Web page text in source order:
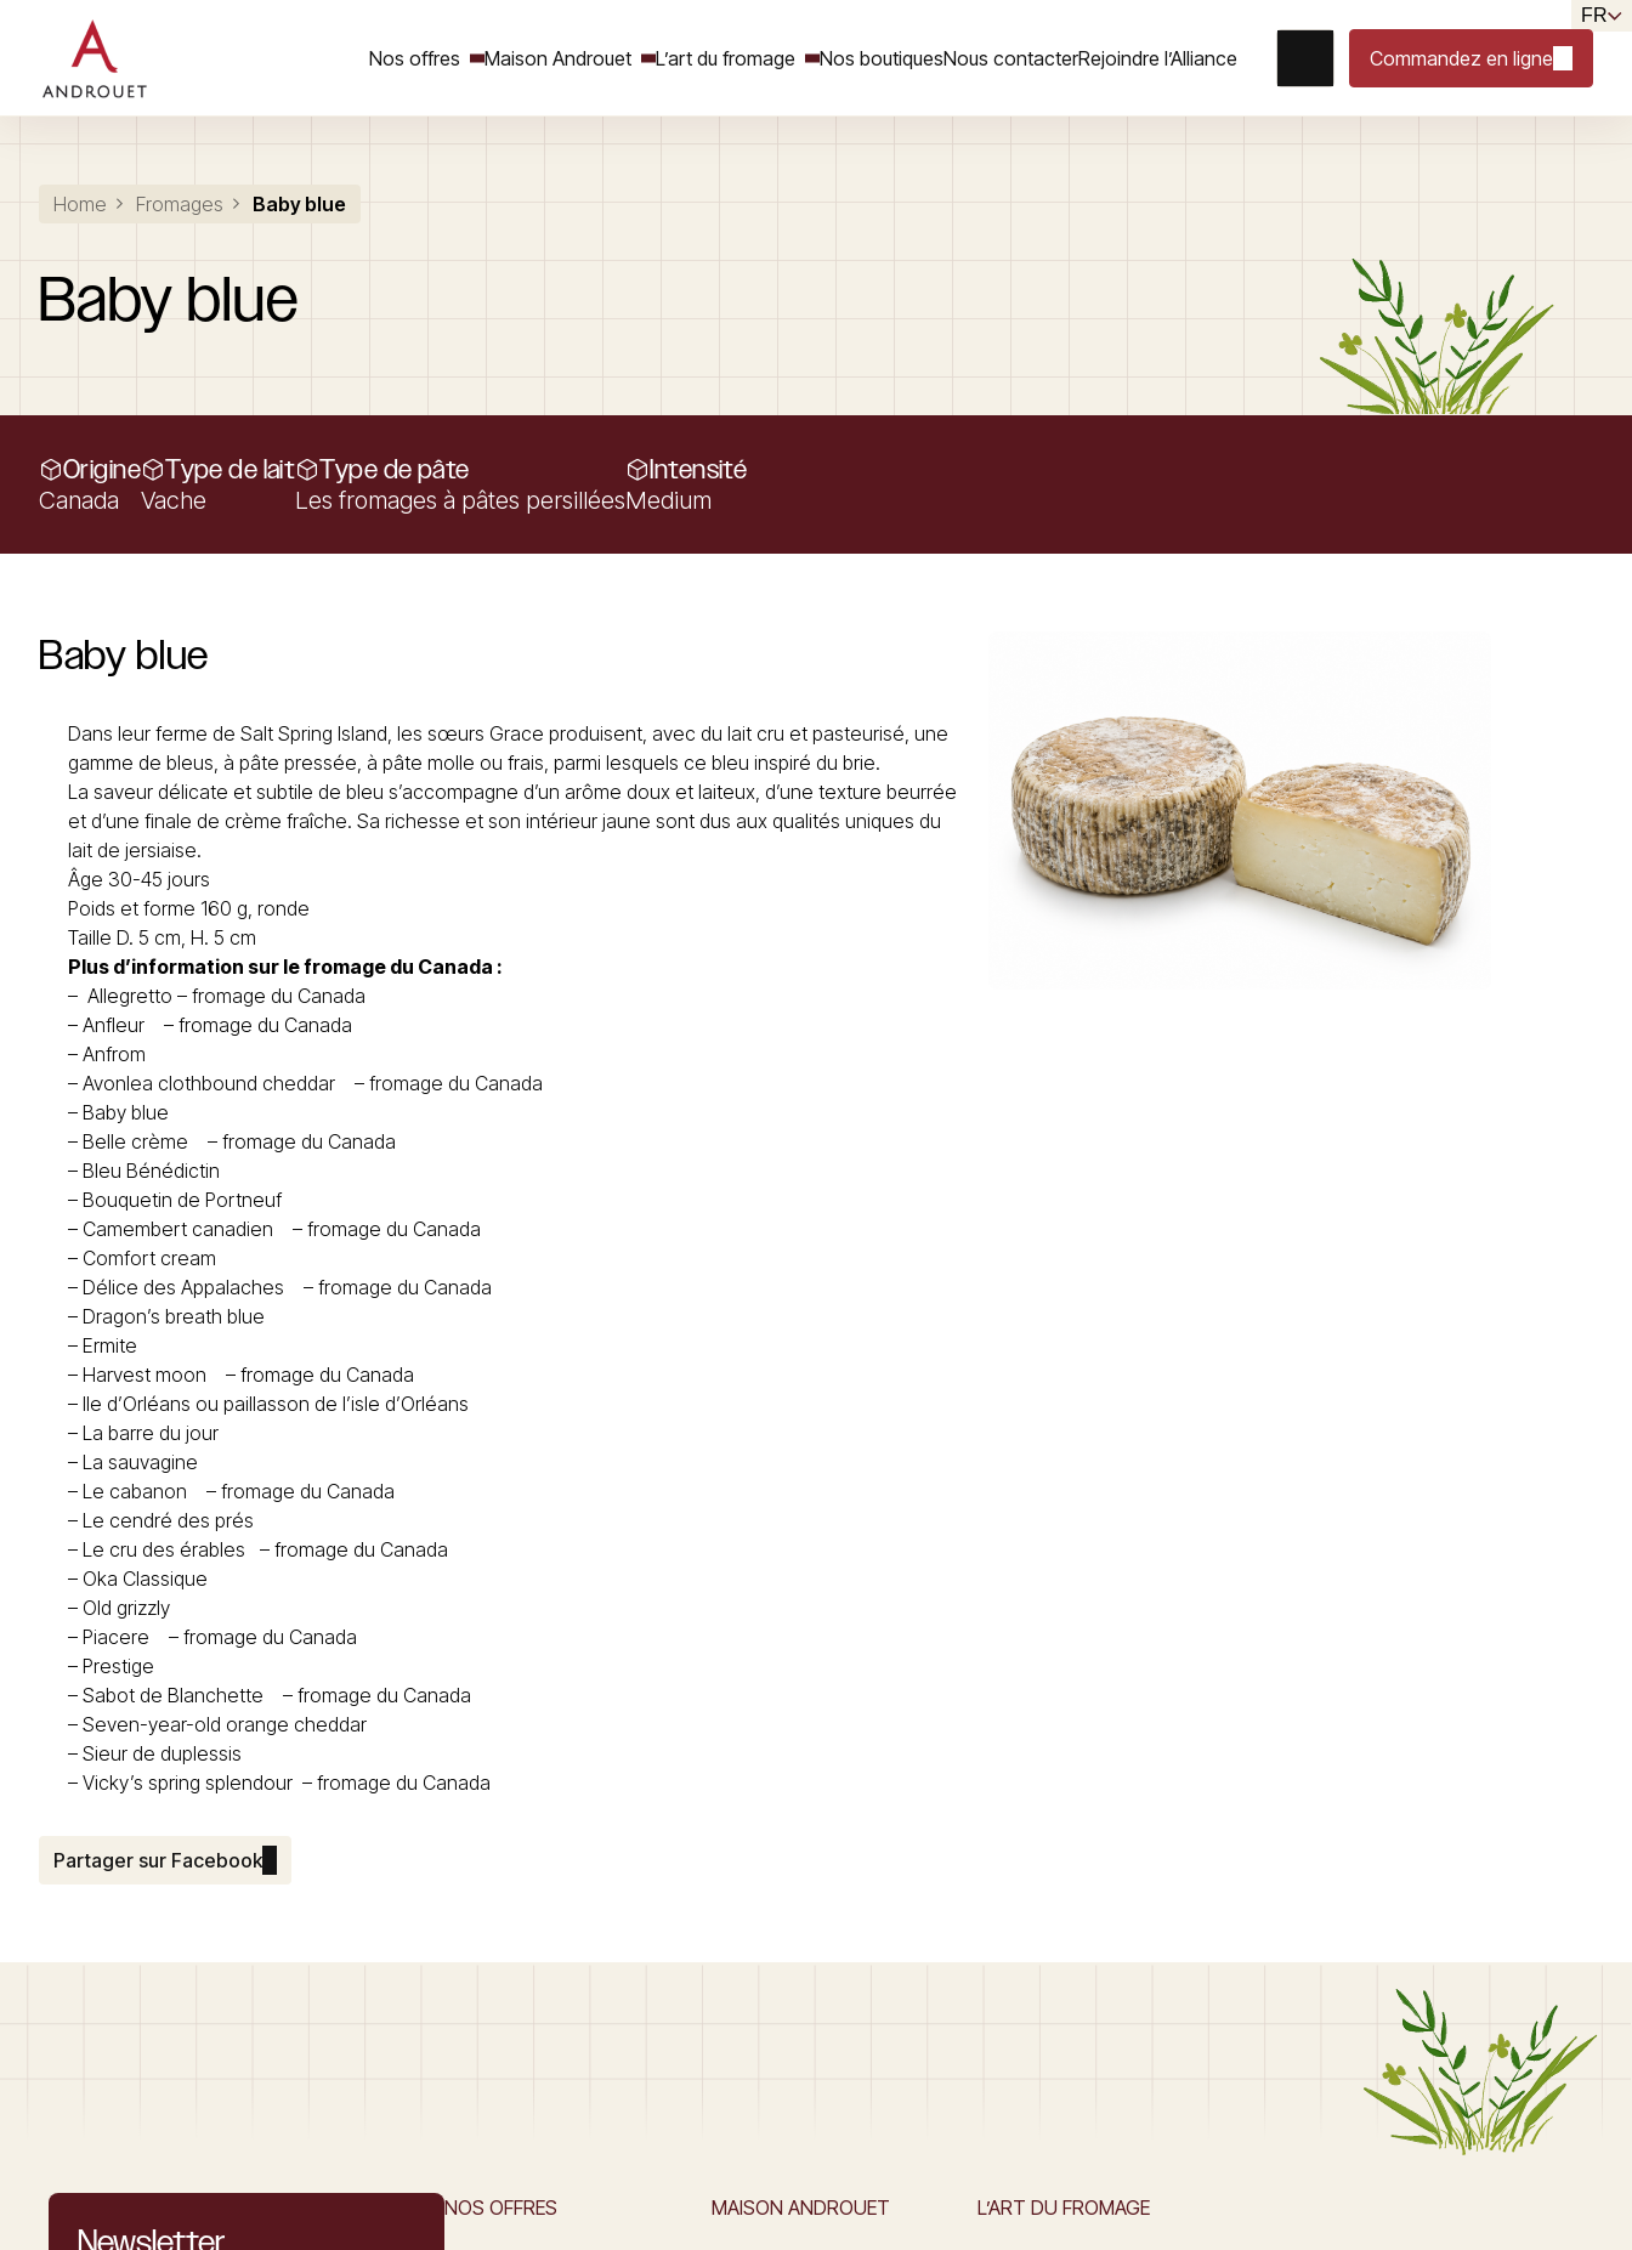
Nos offres Maison Androuet L’art du fromage Nos boutiquesNous contacterRejoindre l’Alliance Commandez en ligne
FR
Rechercher un mot clé
Home Fromages Baby blue
Baby blue
Origine
Canada
Type de lait
Vache
Type de pâte
Les fromages à pâtes persillées
Intensité
Medium
Baby blue
Dans leur ferme de Salt Spring Island, les sœurs Grace produisent, avec du lait cru et pasteurisé, une
gamme de bleus, à pâte pressée, à pâte molle ou frais, parmi lesquels ce bleu inspiré du brie.
La saveur délicate et subtile de bleu s’accompagne d’un arôme doux et laiteux, d’une texture beurrée
et d’une finale de crème fraîche. Sa richesse et son intérieur jaune sont dus aux qualités uniques du
lait de jersiaise.
Âge 30-45 jours
Poids et forme 160 g, ronde
Taille D. 5 cm, H. 5 cm
Plus d’information sur lefromage du Canada :
– Allegretto – fromage du Canada
– Anfleur – fromage du Canada
– Anfrom
– Avonlea clothbound cheddar – fromage du Canada
– Baby blue
– Belle crème – fromage du Canada
– Bleu Bénédictin
– Bouquetin de Portneuf
– Camembert canadien – fromage du Canada
– Comfort cream
– Délice des Appalaches – fromage du Canada
– Dragon’s breath blue
– Ermite
– Harvest moon – fromage du Canada
– Ile d’Orléans ou paillasson de l’isle d’Orléans
– La barre du jour
– La sauvagine
– Le cabanon – fromage du Canada
– Le cendré des prés
– Le cru des érables – fromage du Canada
– Oka Classique
– Old grizzly
– Piacere – fromage du Canada
– Prestige
– Sabot de Blanchette – fromage du Canada
– Seven-year-old orange cheddar
– Sieur de duplessis
– Vicky’s spring splendour – fromage du Canada
Partager sur Facebook
Newsletter
NOS OFFRES MAISON ANDROUET L’ART DU FROMAGE